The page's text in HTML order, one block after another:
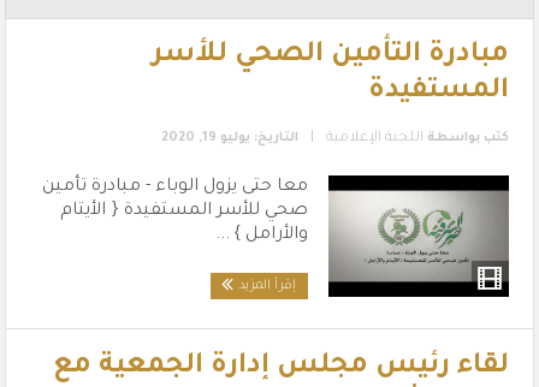
مبادرة التأمين الصحي للأسر
المستفيدة
كتب بواسطة اللجنة الإعلامية التاريخ: يوليو 19, 2020
معا حتى يزول الوباء - مبادرة تأمين
صحي للأسر المستفيدة { الأيتام
والأرامل } ...
إقرأ المزيد
لقاء رئيس مجلس إدارة الجمعية مع